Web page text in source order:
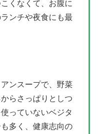
くなくて、お腹に
ンチや夜食にも最
ンスープで、野菜
らさっぱりとしつ
っていないベジタ
多く、健康志向の